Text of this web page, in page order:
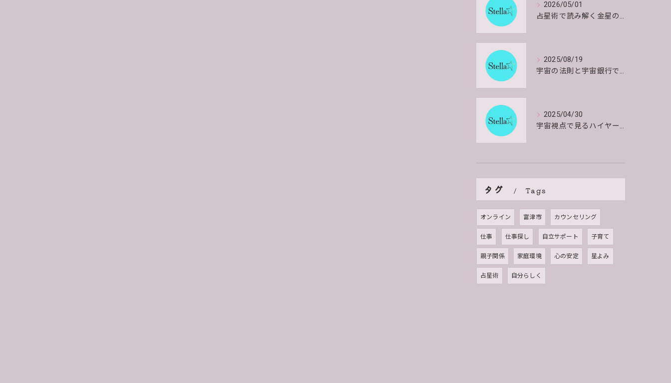
2026/05/01
占星術で読み解く金星のエネルギーと影響や特徴を詳しく解説
2025/08/19
宇宙の法則と宇宙銀行で共にいきるお金と物質の安心感とインスピレーションを得る方法
2025/04/30
宇宙視点で見るハイヤーセルフの働きとその意味
タグ Tags
オンライン 富津市 カウンセリング
仕事 仕事探し 自立サポート 子育て
親子関係 家庭環境 心の安定 星よみ
占星術 自分らしく